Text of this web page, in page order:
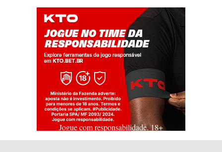
Jogue com responsabilidade. 18+